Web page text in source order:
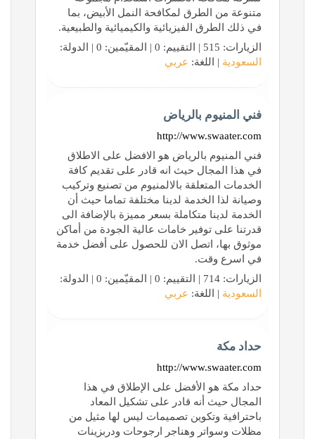
متنوعة من الطرق لمكافحة النمل الأبيض، بما
في ذلك الطرق الفيزيائية والكيميائية والطبيعية.
الزيارات: 515 | التقييم: 0 | المقيّمين: 0 | الدولة:
السعودية | اللغة: عربي
فني المنيوم بالرياض
http://www.swaater.com
فني المنيوم بالرياض هو الافضل على الاطلاق
في هذا المجال حيث انه قادر على تقديم كافة
الخدمات المتعلقة بالالمنيوم من تصنيع وتركيب
وصيانة لذا الخدمة لدينا مختلفة تماما حيث أن
الخدمة لدينا متكاملة بسعر مميزة بالإضافة الى
قدرتنا على توفير خامات عالية الجودة من أماكن
موثوق بها، اتصل الان للحصول على أفضل خدمة
في اسرع وقت.
الزيارات: 714 | التقييم: 0 | المقيّمين: 0 | الدولة:
السعودية | اللغة: عربي
حداد مكة
http://www.swaater.com
حداد مكة هو الأفضل على الإطلاق في هذا
المجال حيث أنه قادر على تشكيل المعاد
باحترافية وتكوين تصميمات ليس لها مثيل من
مظلات وسواتر وهناجر ارجوحات ودربزينات